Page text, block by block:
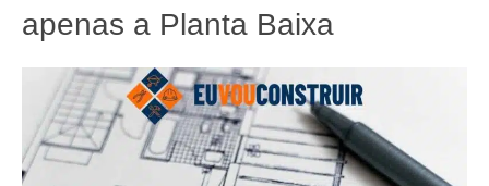
apenas a Planta Baixa